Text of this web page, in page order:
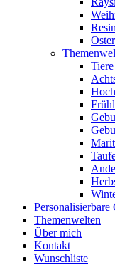
Resin
Personalisierbare
Themenwelten
Über mich
Kontakt
Wunschliste